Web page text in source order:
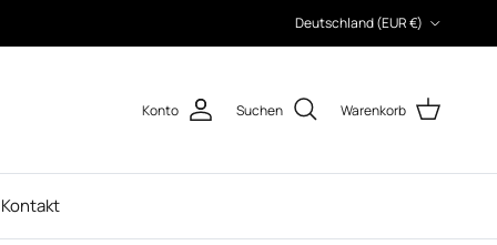
Deutschland (EUR €)
Konto Suchen Warenkorb
Kontakt